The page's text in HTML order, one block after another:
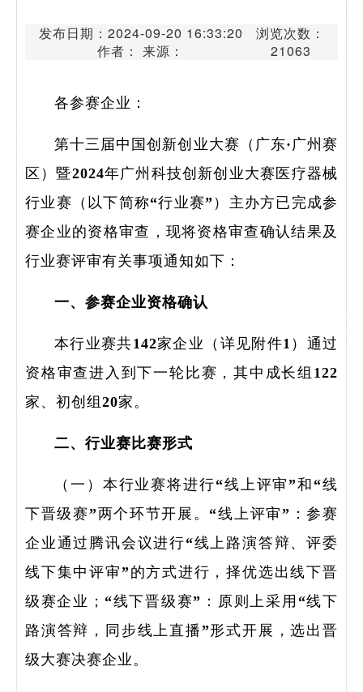
发布日期：2024-09-20 16:33:20
作者： 来源：
浏览次数：
21063
各参赛企业：
第十三届中国创新创业大赛（广东·广州赛
区）暨2024年广州科技创新创业大赛医疗器械
行业赛（以下简称“行业赛”）主办方已完成参
赛企业的资格审查，现将资格审查确认结果及
行业赛评审有关事项通知如下：
一、参赛企业资格确认
本行业赛共142家企业（详见附件1）通过
资格审查进入到下一轮比赛，其中成长组122
家、初创组20家。
二、行业赛比赛形式
（一）本行业赛将进行“线上评审”和“线
下晋级赛”两个环节开展。“线上评审”：参赛
企业通过腾讯会议进行“线上路演答辩、评委
线下集中评审”的方式进行，择优选出线下晋
级赛企业；“线下晋级赛”：原则上采用“线下
路演答辩，同步线上直播”形式开展，选出晋
级大赛决赛企业。